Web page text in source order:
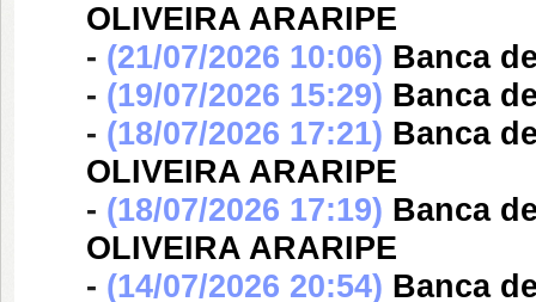
OLIVEIRA ARARIPE
- (21/07/2026 10:06) Banca
- (19/07/2026 15:29) Banca
- (18/07/2026 17:21) Banca
OLIVEIRA ARARIPE
- (18/07/2026 17:19) Banca
OLIVEIRA ARARIPE
- (14/07/2026 20:54) Banca